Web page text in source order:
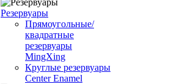
Резервуары
Прямоугольные/
квадратные
резервуары
MingXing
Круглые резервуары
Center Enamel